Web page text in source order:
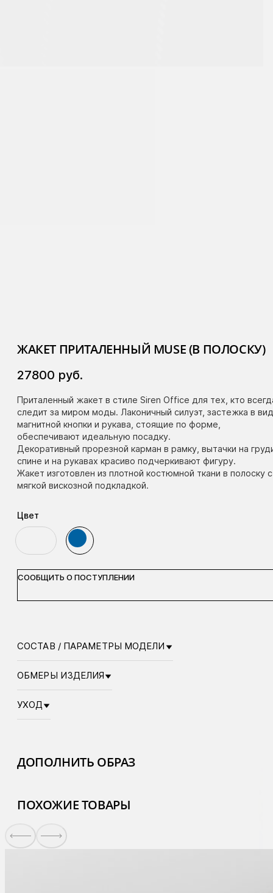
ЖАКЕТ ПРИТАЛЕННЫЙ MUSE (В ПОЛОСКУ)
27800 руб.
Приталенный жакет в стиле Siren Office для тех, кто
следит за миром моды. Лаконичный силуэт, застежка в
магнитной кнопки и рукава, стоящие по форме,
обеспечивают идеальную посадку.
Декоративный прорезной карман в рамку, вытачки на
спине и на рукавах красиво подчеркивают фигуру.
Жакет изготовлен из плотной костюмной ткани в полоску с
мягкой вискозной подкладкой.
Цвет
СООБЩИТЬ О ПОСТУПЛЕНИИ
СОСТАВ / ПАРАМЕТРЫ МОДЕЛИ
ОБМЕРЫ ИЗДЕЛИЯ
УХОД
ДОПОЛНИТЬ ОБРАЗ
ПОХОЖИЕ ТОВАРЫ